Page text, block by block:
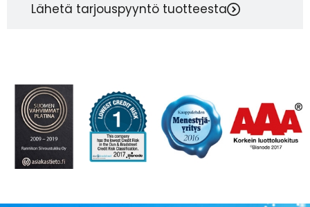
Lähetä tarjouspyyntö tuotteesta